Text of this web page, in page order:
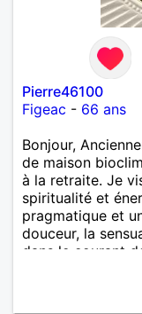
Pierre46100
Figeac - 66 ans
Bonjour,
de maison
à la retraite. Je
spiritualité et
pragmatique et
douceur, la
dans le courant
rencontrer une
expérimenté,
mutuellement